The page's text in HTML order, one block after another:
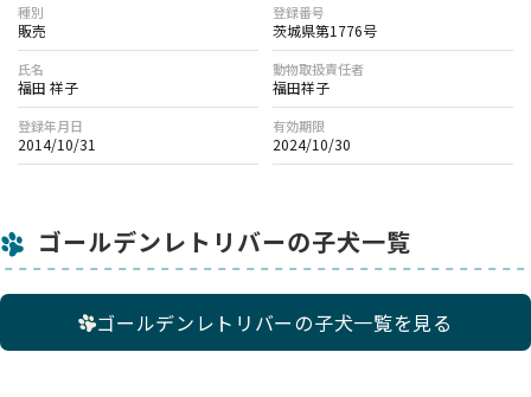
種別
販売
登録番号
茨城県第1776号
氏名
福田 祥子
動物取扱責任者
福田祥子
登録年月日
2014/10/31
有効期限
2024/10/30
ゴールデンレトリバーの子犬一覧
ゴールデンレトリバーの子犬一覧を見る